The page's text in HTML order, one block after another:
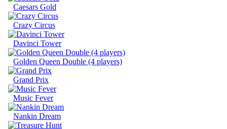
Caesars Gold
Crazy Circus
Davinci Tower
Golden Queen Double (4 players)
Grand Prix
Music Fever
Nankin Dream